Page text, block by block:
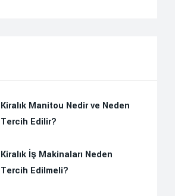
Kiralık Manitou Nedir ve Neden
Tercih Edilir?
Kiralık İş Makinaları Neden
Tercih Edilmeli?